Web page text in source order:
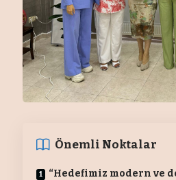
Önemli Noktalar
“Hedefimiz modern ve